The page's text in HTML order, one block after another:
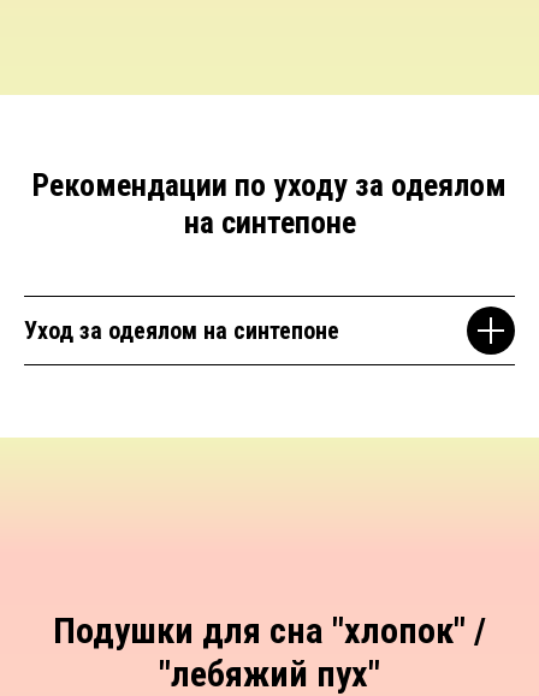
Рекомендации по уходу за одеялом
на синтепоне
Уход за одеялом на синтепоне
Подушки для сна "хлопок" /
"лебяжий пух"